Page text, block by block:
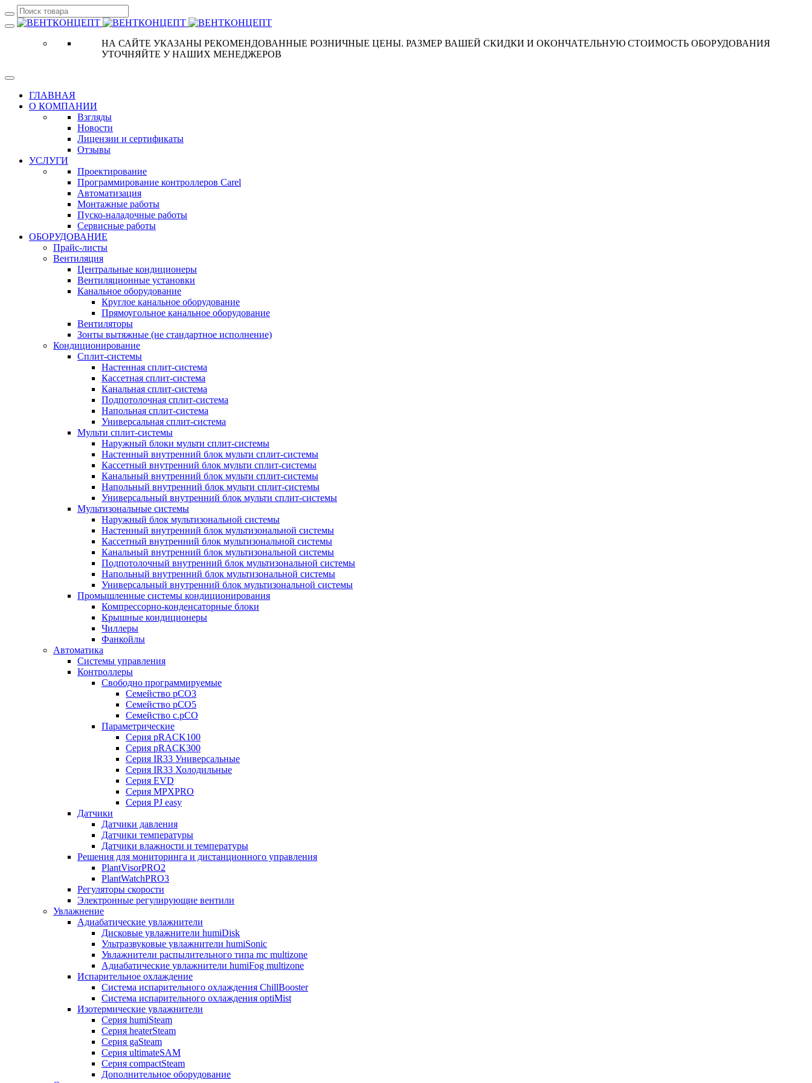
НА САЙТЕ УКАЗАНЫ РЕКОМЕНДОВАННЫЕ РОЗНИЧНЫЕ ЦЕНЫ. РАЗМЕР ВАШЕЙ СКИДКИ И ОКОНЧАТЕЛЬНУЮ СТОИМОСТЬ ОБОРУДОВАНИЯ
УТОЧНЯЙТЕ У НАШИХ МЕНЕДЖЕРОВ
ГЛАВНАЯ
О КОМПАНИИ
Взгляды
Новости
Лицензии и сертификаты
Отзывы
УСЛУГИ
Проектирование
Программирование контроллеров Carel
Автоматизация
Монтажные работы
Пуско-наладочные работы
Сервисные работы
ОБОРУДОВАНИЕ
Прайс-листы
Вентиляция
Центральные кондиционеры
Вентиляционные установки
Канальное оборудование
Круглое канальное оборудование
Прямоугольное канальное оборудование
Вентиляторы
Зонты вытяжные (не стандартное исполнение)
Кондиционирование
Сплит-системы
Настенная сплит-система
Кассетная сплит-система
Канальная сплит-система
Подпотолочная сплит-система
Напольная сплит-система
Универсальная сплит-система
Мульти сплит-системы
Наружный блоки мульти сплит-системы
Настенный внутренний блок мульти сплит-системы
Кассетный внутренний блок мульти сплит-системы
Канальный внутренний блок мульти сплит-системы
Напольный внутренний блок мульти сплит-системы
Универсальный внутренний блок мульти сплит-системы
Мультизональные системы
Наружный блок мультизональной системы
Настенный внутренний блок мультизональной системы
Кассетный внутренний блок мультизональной системы
Канальный внутренний блок мультизональной системы
Подпотолочный внутренний блок мультизональной системы
Напольный внутренний блок мультизональной системы
Универсальный внутренний блок мультизональной системы
Промышленные системы кондиционирования
Компрессорно-конденсаторные блоки
Крышные кондиционеры
Чиллеры
Фанкойлы
Автоматика
Системы управления
Контроллеры
Свободно программируемые
Семейство pCO3
Семейство pCO5
Семейство c.pCO
Параметрические
Серия pRACK100
Серия pRACK300
Серия IR33 Универсальные
Серия IR33 Холодильные
Серия EVD
Серия MPXPRO
Серия PJ easy
Датчики
Датчики давления
Датчики температуры
Датчики влажности и температуры
Решения для мониторинга и дистанционного управления
PlantVisorPRO2
PlantWatchPRO3
Регуляторы скорости
Электронные регулирующие вентили
Увлажнение
Адиабатические увлажнители
Дисковые увлажнители humiDisk
Ультразвуковые увлажнители humiSonic
Увлажнители распылительного типа mc multizone
Адиабатические увлажнители humiFog multizone
Испарительное охлаждение
Система испарительного охлаждения ChillBooster
Система испарительного охлаждения optiMist
Изотермические увлажнители
Серия humiSteam
Серия heaterSteam
Серия gaSteam
Серия ultimateSAM
Серия compactSteam
Дополнительное оборудование